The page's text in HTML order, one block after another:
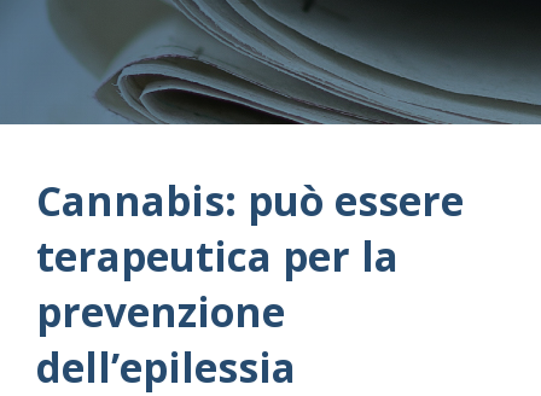
Cannabis: può essere
terapeutica per la
prevenzione
dell’epilessia